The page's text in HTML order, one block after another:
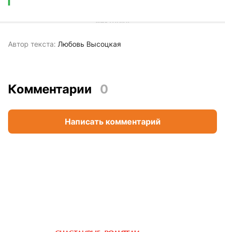
Автор текста: Любовь Высоцкая
Комментарии 0
Написать комментарий